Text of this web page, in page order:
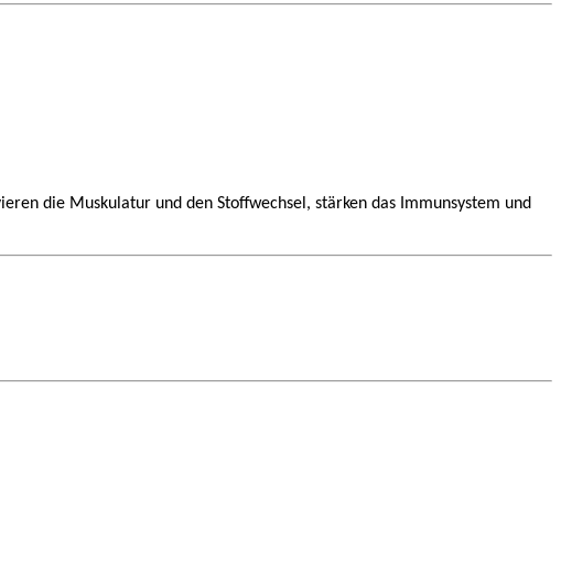
die Muskulatur und den Stoffwechsel, stärken das Immunsystem und